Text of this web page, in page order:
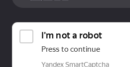
любой фотоаппарат или
башмаком или на стойку/